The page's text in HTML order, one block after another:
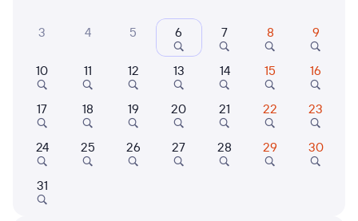
3 4 5 6 7 8 9
10 11 12 13 14 15 16
17 18 19 20 21 22 23
24 25 26 27 28 29 30
31